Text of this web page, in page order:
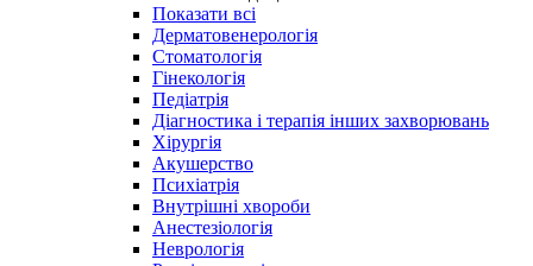
Показати всі
Дерматовенерологія
Стоматологія
Гінекологія
Педіатрія
Діагностика і терапія інших захворювань
Хірургія
Акушерство
Психіатрія
Внутрішні хвороби
Анестезіологія
Неврологія